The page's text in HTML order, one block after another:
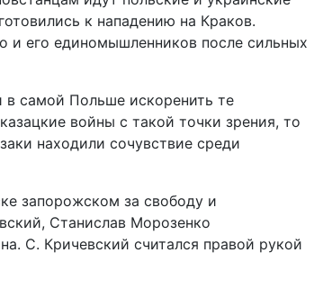
к нападению на Краков.
и его единомышленников после сильных
в самой Польше искоренить те
войны с такой точки зрения, то
находили сочувствие среди
запорожском за свободу и
Станислав Морозенко
С. Кричевский считался правой рукой